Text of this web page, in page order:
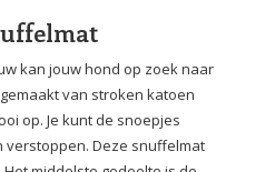
kan jouw hond op zoek naar
van stroken katoen
op. Je kunt de snoepjes
verstoppen. Deze snuffelmat